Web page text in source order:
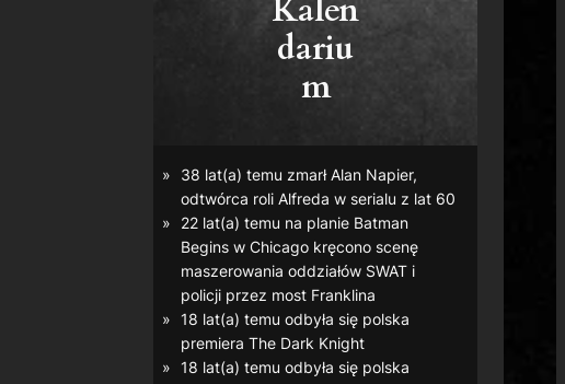
Kalen
dariu
m
38 lat(a) temu zmarł Alan Napier,
odtwórca roli Alfreda w serialu z lat 60
22 lat(a) temu na planie Batman
Begins w Chicago kręcono scenę
maszerowania oddziałów SWAT i
policji przez most Franklina
18 lat(a) temu odbyła się polska
premieraThe Dark Knight
18 lat(a) temu odbyła się polska